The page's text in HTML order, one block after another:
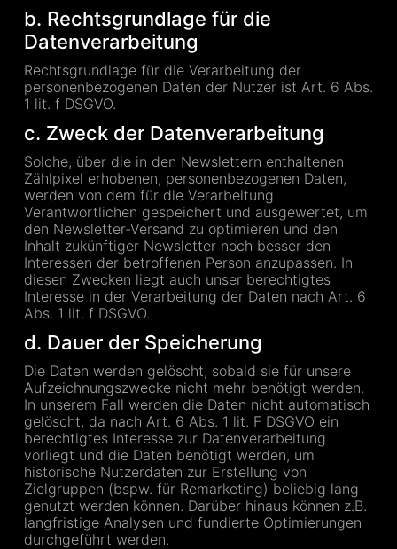
b. Rechtsgrundlage für die
Datenverarbeitung
Rechtsgrundlage für die Verarbeitung der
personenbezogenen Daten der Nutzer ist Art. 6 Abs.
1 lit. f DSGVO.
c. Zweck der Datenverarbeitung
Solche, über die in den Newslettern enthaltenen
Zählpixel erhobenen, personenbezogenen Daten,
werden von dem für die Verarbeitung
Verantwortlichen gespeichert und ausgewertet, um
den Newsletter-Versand zu optimieren und den
Inhalt zukünftiger Newsletter noch besser den
Interessen der betroffenen Person anzupassen. In
diesen Zwecken liegt auch unser berechtigtes
Interesse in der Verarbeitung der Daten nach Art. 6
Abs. 1 lit. f DSGVO.
d. Dauer der Speicherung
Die Daten werden gelöscht, sobald sie für unsere
Aufzeichnungszwecke nicht mehr benötigt werden.
In unserem Fall werden die Daten nicht automatisch
gelöscht, da nach Art. 6 Abs. 1 lit. F DSGVO ein
berechtigtes Interesse zur Datenverarbeitung
vorliegt und die Daten benötigt werden, um
historische Nutzerdaten zur Erstellung von
Zielgruppen (bspw. für Remarketing) beliebig lang
genutzt werden können. Darüber hinaus können z.B.
langfristige Analysen und fundierte Optimierungen
durchgeführt werden.